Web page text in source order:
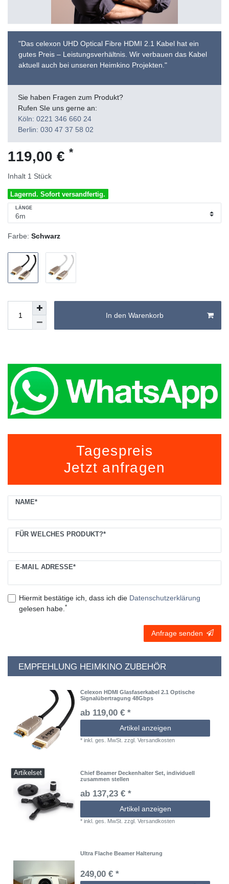
"Das celexon UHD Optical Fibre HDMI 2.1 Kabel hat ein
gutes Preis – Leistungsverhältnis. Wir verbauen das Kabel
aktuell auch bei unseren Heimkino Projekten."
Sie haben Fragen zum Produkt?
Rufen SIe uns gerne an:
Köln: 0221 346 660 24
Berlin: 030 47 37 58 02
119,00 € *
Inhalt 1 Stück
Lagernd. Sofort versandfertig.
LÄNGE
Farbe: Schwarz
In den Warenkorb
Tagespreis
Jetzt anfragen
NAME*
FÜR WELCHES PRODUKT?*
E-MAIL ADRESSE*
Hiermit bestätige ich, dass ich die Daten­schutz­erklärung
gelesen habe. *
Ceres::Template.mailFormHoneypotLabel
Anfrage senden
EMPFEHLUNG HEIMKINO ZUBEHÖR
Celexon HDMI Glasfaserkabel 2.1 Optische
Signalübertragung 48Gbps
ab 119,00 € *
Artikel anzeigen
*inkl. ges. MwSt. zzgl.Versandkosten
Artikelset
Chief Beamer Deckenhalter Set, individuell
zusammen stellen
ab 137,23 € *
Artikel anzeigen
*inkl. ges. MwSt. zzgl.Versandkosten
Ultra Flache Beamer Halterung
249,00 € *